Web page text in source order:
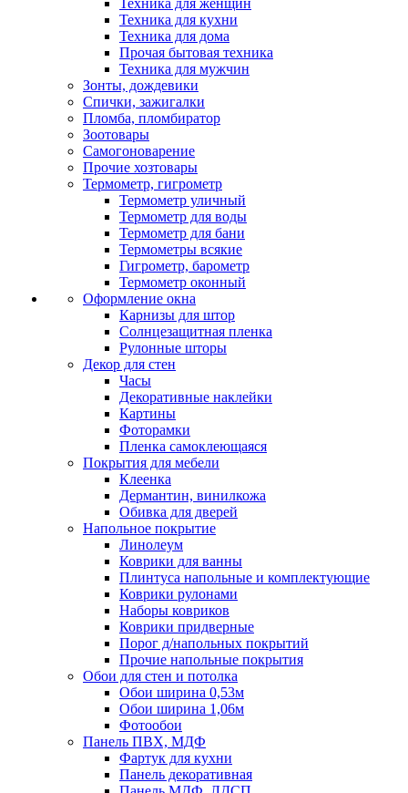
Техника для женщин
Техника для кухни
Техника для дома
Прочая бытовая техника
Техника для мужчин
Зонты, дождевики
Спички, зажигалки
Пломба, пломбиратор
Зоотовары
Самогоноварение
Прочие хозтовары
Термометр, гигрометр
Термометр уличный
Термометр для воды
Термометр для бани
Термометры всякие
Гигрометр, барометр
Термометр оконный
Оформление окна
Карнизы для штор
Солнцезащитная пленка
Рулонные шторы
Декор для стен
Часы
Декоративные наклейки
Картины
Фоторамки
Пленка самоклеющаяся
Покрытия для мебели
Клеенка
Дермантин, винилкожа
Обивка для дверей
Напольное покрытие
Линолеум
Коврики для ванны
Плинтуса напольные и комплектующие
Коврики рулонами
Наборы ковриков
Коврики придверные
Порог д/напольных покрытий
Прочие напольные покрытия
Обои для стен и потолка
Обои ширина 0,53м
Обои ширина 1,06м
Фотообои
Панель ПВХ, МДФ
Фартук для кухни
Панель декоративная